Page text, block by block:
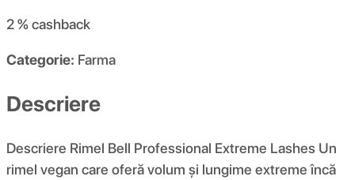
2 %cashback
Categorie: Farma
Descriere
Descriere Rimel Bell Professional Extreme Lashes Un
rimel vegan care oferă volum și lungime extreme încă